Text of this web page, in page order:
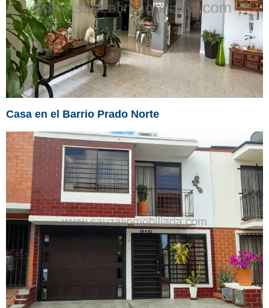
Casa en el Barrio Prado Norte